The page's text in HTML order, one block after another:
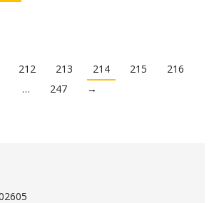
212 213 214 215
216
…
247 →